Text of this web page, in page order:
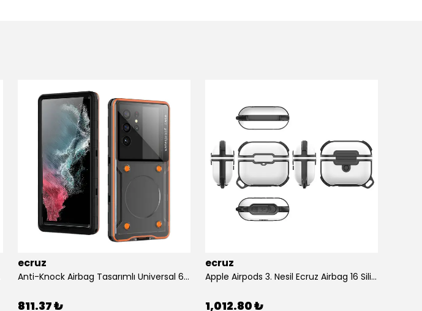
ecruz
Anti-Knock Airbag Tasarımlı Universal 6.9"inç Su Geçirmez Ecruz Voter Kapak
811.37 ₺
ecruz
Apple Airpods 3. Nesil Ecruz Airbag 16 Silikon 1-1 Su Geçirmez Uyumlu Kılıf
1,012.80 ₺